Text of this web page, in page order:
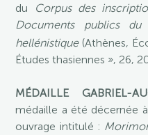
du
Corpus des
Documents publics du
hellénistique(Athènes,
Études thasiennes », 26,
MÉDAILLE GABRIEL-
médaille a été décernée à
ouvrage intitulé :